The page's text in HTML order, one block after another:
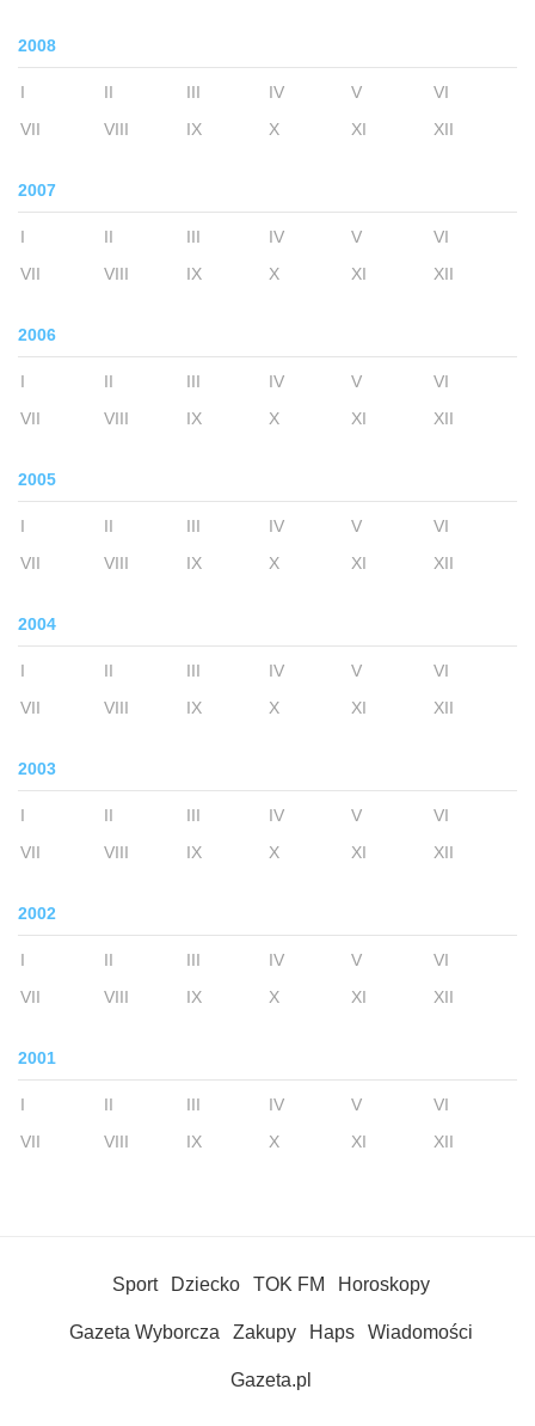
2008
I II III IV V
VI
VII
VIII IX X XI XII
2007
I II III IV V
VI
VII
VIII IX X XI XII
2006
I II III IV V
VI
VII
VIII IX X XI XII
2005
I II III IV V
VI
VII
VIII IX X XI XII
2004
I II III IV V
VI
VII
VIII IX X XI XII
2003
I II III IV V
VI
VII
VIII IX X XI XII
2002
I II III IV V
VI
VII
VIII IX X XI XII
2001
I II III IV V
VI
VII
VIII IX X XI XII
Sport Dziecko TOK FM Horoskopy
Gazeta Wyborcza Zakupy Haps Wiadomości
Gazeta.pl